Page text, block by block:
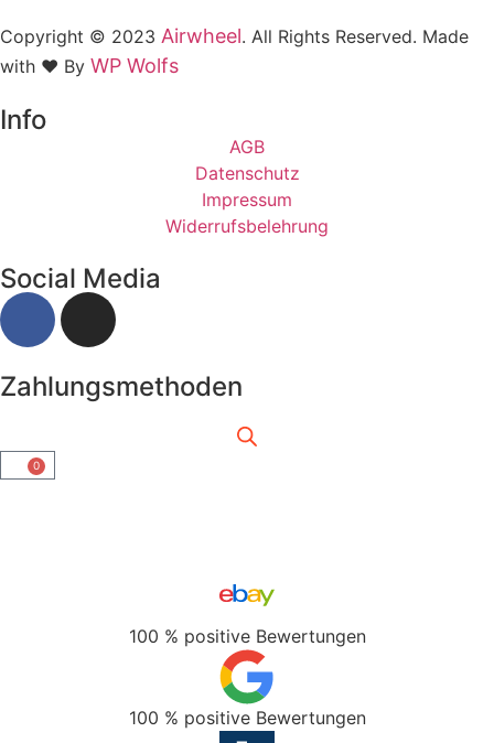
Copyright © 2023 Airwheel. All Rights Reserved. Made
with ❤️ By WP Wolfs
Info
AGB
Datenschutz
Impressum
Widerrufsbelehrung
Social Media
Zahlungsmethoden
0
100 % positive Bewertungen
100 % positive Bewertungen